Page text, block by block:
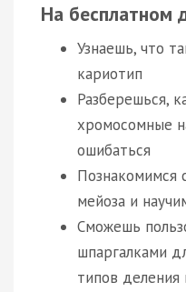
На бесплатном
Узнаешь, что
кариотип
Разберешься,
хромосомные
ошибаться
Познакомимся
мейоза и
Сможешь
шпаргалками
типов деления